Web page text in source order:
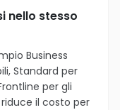
nello stesso
Business
Standard per
per gli
il costo per